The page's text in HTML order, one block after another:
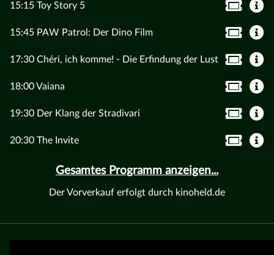
15:15 Toy Story 5
15:45 PAW Patrol: Der Dino Film
17:30 Chéri, ich komme! - Die Erfindung der Lust
18:00 Vaiana
19:30 Der Klang der Stradivari
20:30 The Invite
Gesamtes Programm anzeigen...
Der Vorverkauf erfolgt durch kinoheld.de